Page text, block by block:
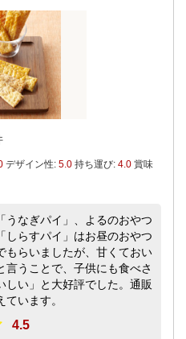
デザイン性: 5.0 持ち運び: 4.0 賞味
うなぎパイ」、よるのおやつ
しらすパイ」はお昼のおやつ
もらいましたが、甘くておい
言うことで、子供にも食べさ
しい」と大好評でした。通販
います。
4.5